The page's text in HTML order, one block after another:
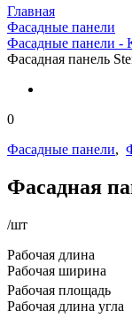
Главная
Фасадные панели
Фасадные панели -
Фасадная панель
0
Фасадные панели,
Фасадная
/шт
Рабочая
Рабочая
Рабочая
Рабочая длина